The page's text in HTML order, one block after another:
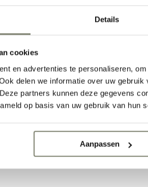
Details
cookies
en advertenties te personaliseren,
delen we informatie over uw
partners kunnen deze gegevens
op basis van uw gebruik van hun
Aanpassen